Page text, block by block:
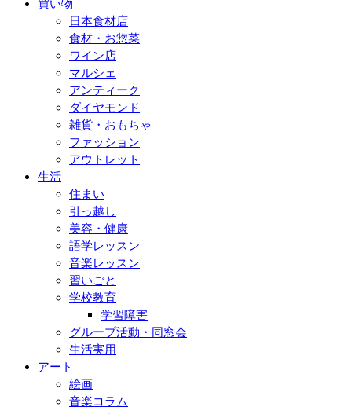
買い物
日本食材店
食材・お惣菜
ワイン店
マルシェ
アンティーク
ダイヤモンド
雑貨・おもちゃ
ファッション
アウトレット
生活
住まい
引っ越し
美容・健康
語学レッスン
音楽レッスン
習いごと
学校教育
学習障害
グループ活動・同窓会
生活実用
アート
絵画
音楽コラム